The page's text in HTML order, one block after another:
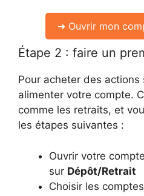
➜ Ouvrir mon
Étape 2 : faire un
Pour acheter des actions
alimenter votre compte.
comme les retraits, et
les étapes suivantes :
Ouvrir votre
sur Dépôt/Retrait
Choisir les